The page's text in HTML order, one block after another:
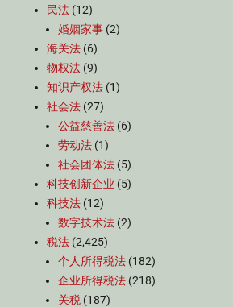
民法 (12)
婚姻家事 (2)
海关法 (6)
物权法 (9)
知识产权法 (1)
社会法 (27)
公益慈善法 (6)
劳动法 (1)
社会团体法 (5)
科技创新企业 (5)
科技法 (12)
数字技术法 (2)
税法 (2,425)
个人所得税法 (182)
企业所得税法 (218)
关税 (187)